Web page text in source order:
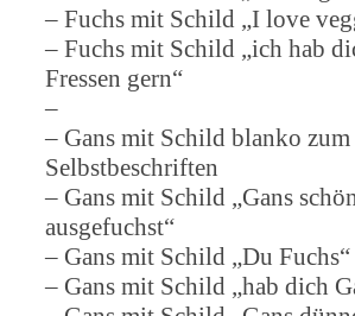
– Fuchs mit Schild „I love
– Fuchs mit Schild „ich hab
Fressen gern“
–
– Gans mit Schild blanko zum
Selbstbeschriften
– Gans mit Schild „Gans schön
ausgefuchst“
– Gans mit Schild „Du Fuchs“
– Gans mit Schild „hab dich